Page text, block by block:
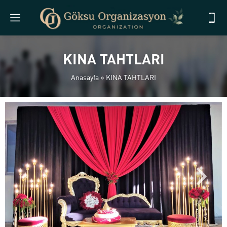
KINA TAHTLARI
Anasayfa » KINA TAHTLARI